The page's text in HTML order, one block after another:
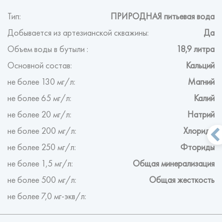
Тип: ПРИРОДНАЯ питьевая вода
Добывается из артезианской скважины: Да
Объем воды в бутыли : 18,9 литра
Основной состав: Кальций
не более 130 мг/л: Магний
не более 65 мг/л: Калий
не более 20 мг/л: Натрий
не более 200 мг/л: Хлориды
не более 250 мг/л: Фториды
не более 1,5 мг/л: Общая минерализация
не более 500 мг/л: Общая жесткость
не более 7,0 мг-экв/л: